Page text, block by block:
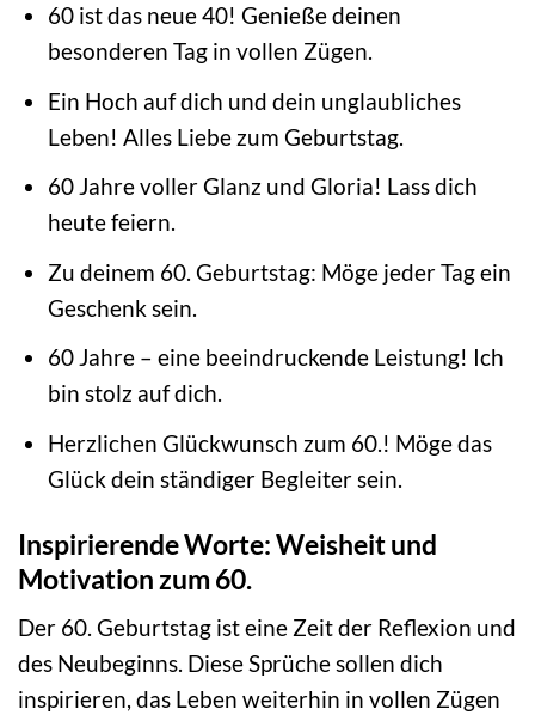
60 ist das neue 40! Genieße deinen
besonderen Tag in vollen Zügen.
Ein Hoch auf dich und dein unglaubliches
Leben! Alles Liebe zum Geburtstag.
60 Jahre voller Glanz und Gloria! Lass dich
heute feiern.
Zu deinem 60. Geburtstag: Möge jeder Tag ein
Geschenk sein.
60 Jahre – eine beeindruckende Leistung! Ich
bin stolz auf dich.
Herzlichen Glückwunsch zum 60.! Möge das
Glück dein ständiger Begleiter sein.
Inspirierende Worte: Weisheit und
Motivation zum 60.
Der 60. Geburtstag ist eine Zeit der Reflexion und
des Neubeginns. Diese Sprüche sollen dich
inspirieren, das Leben weiterhin in vollen Zügen